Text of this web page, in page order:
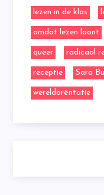
lezen in de klas
omdat lezen loont
queer radicaal
receptie Sara
wereldorëntatie